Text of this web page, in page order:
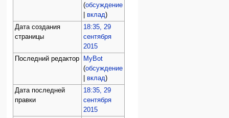
(обсуждение
вклад)
Дата создания
страницы
18:35, 29
сентября
2015
Последний редактор
MyBot
(обсуждение
вклад)
Дата последней
правки
18:35, 29
сентября
2015